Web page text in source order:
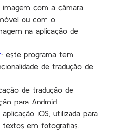
com a câmara
ou com o
na aplicação de
: este programa tem
de tradução de
de tradução de
para Android.
aplicação iOS, utilizada para
em fotografias.